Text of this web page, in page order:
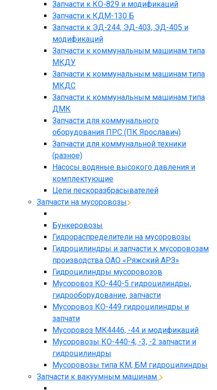
Запчасти к КО-829 и модификаций
Запчасти к КДМ-130 Б
Запчасти к ЭД-244, ЭД-403, ЭД-405 и
модификаций
Запчасти к коммунальным машинам типа
МКДУ
Запчасти к коммунальным машинам типа
МКДС
Запчасти к коммунальным машинам типа
ДМК
Запчасти для коммунального
оборудования ПРС (ПК Ярославич)
Запчасти для коммунальной техники
(разное)
Насосы водяные высокого давления и
комплектующие
Цепи пескоразбрасывателей
Запчасти на мусоровозы
Бункеровозы
Гидрораспределители на мусоровозы
Гидроцилиндры и запчасти к мусоровозам
производства ОАО «Ряжский АРЗ»
Гидроцилиндры мусоровозов
Мусоровоз КО-440-5 гидроцилиндры,
гидрооборудование, запчасти
Мусоровоз КО-449 гидроцилиндры и
запчати
Мусоровоз МК4446, -44 и модификаций
Мусоровозы КО-440-4, -3, -2 запчасти и
гидроцилиндры
Мусоровозы типа КМ, БМ гидроцилиндры
Запчасти к вакуумным машинам